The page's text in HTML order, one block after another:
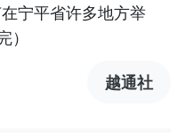
宁平省许多地方举
越通社